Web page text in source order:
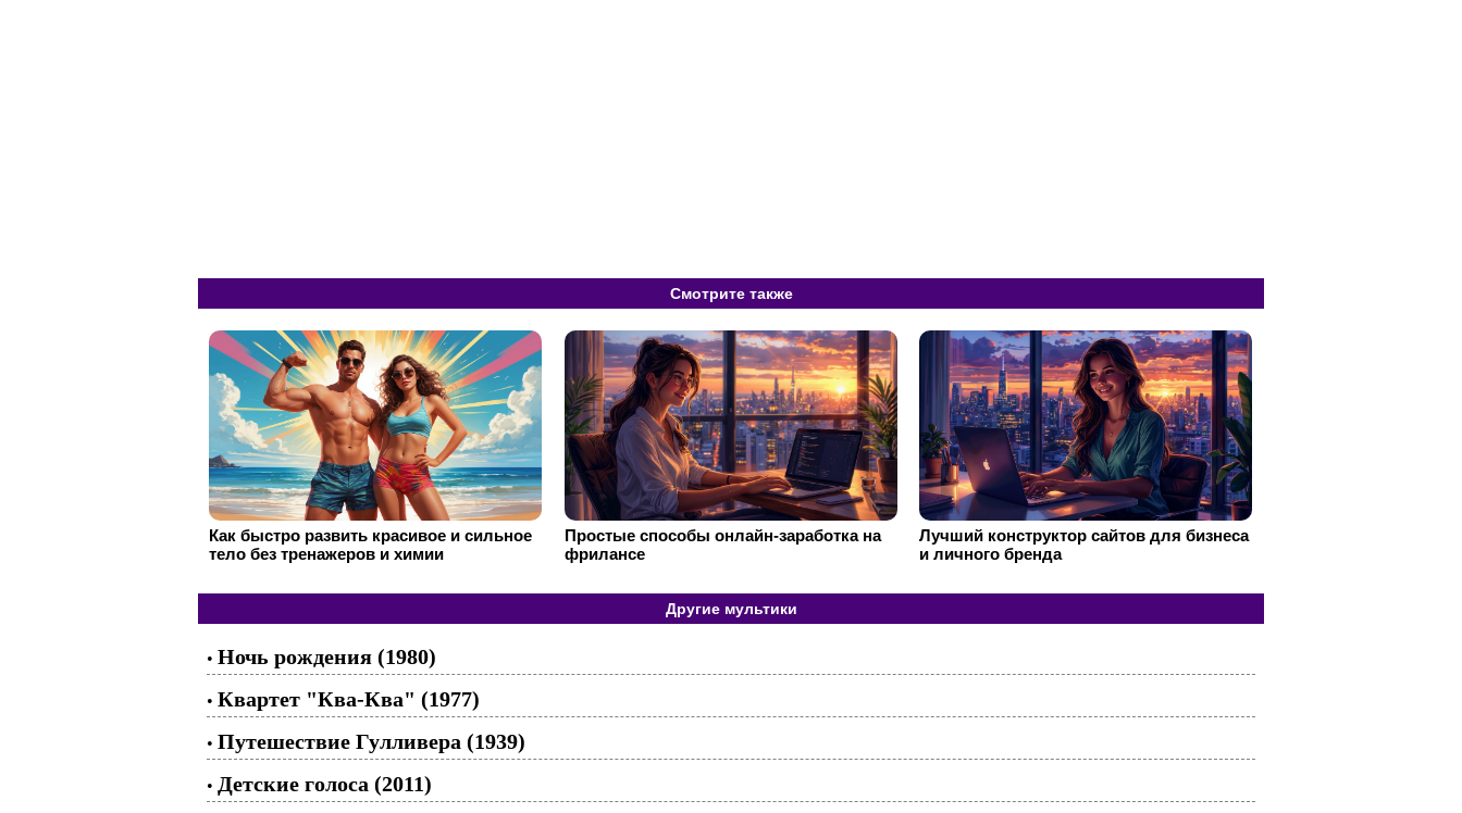
Смотрите также
Как быстро развить красивое и сильное
тело без тренажеров и химии
Простые способы онлайн-заработка на
фрилансе
Лучший конструктор сайтов для бизнеса
и личного бренда
Другие мультики
• Ночь рождения (1980)
• Квартет "Ква-Ква" (1977)
• Путешествие Гулливера (1939)
• Детские голоса (2011)